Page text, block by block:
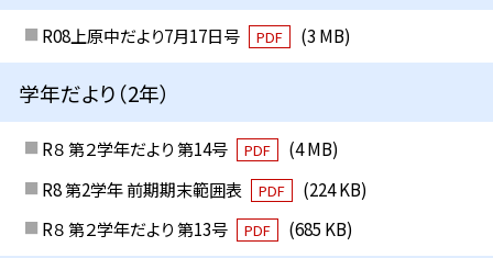
R08上原中だより7月17日号 PDF (3 MB)
学年だより（2年）
R８ 第２学年だより 第14号 PDF
(4 MB)
R8 第2学年 前期期末範囲表
PDF
(224 KB)
R８ 第２学年だより 第13号
PDF (685 KB)